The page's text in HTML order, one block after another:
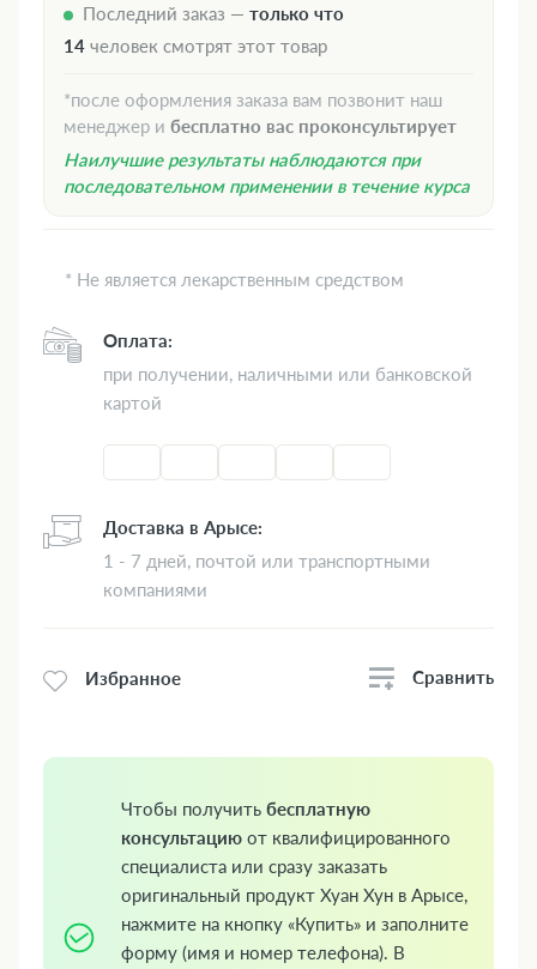
Последний заказ — только что
14 человек смотрят этот товар
*после оформления заказа вам позвонит наш
менеджер и бесплатно вас проконсультирует
Наилучшие результаты наблюдаются при
последовательном применении в течение курса
* Не является лекарственным средством
Оплата:
при получении, наличными или банковской
картой
Доставка в Арысе:
1 - 7 дней, почтой или транспортными
компаниями
Избранное Сравнить
Чтобы получить бесплатную
консультацию от квалифицированного
специалиста или сразу заказать
оригинальный продукт Хуан Хун в Арысе,
нажмите на кнопку «Купить» и заполните
форму (имя и номер телефона). В